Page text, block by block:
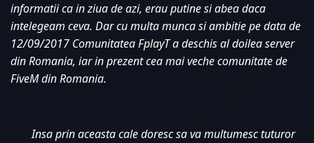
informatii ca in ziua de azi, erau putine si abea daca
intelegeam ceva. Dar cu multa munca si ambitie pe data de
12/09/2017 Comunitatea FplayT a deschis al doilea server
din Romania, iar in prezent cea mai veche comunitate de
FiveM din Romania.
Insa prin aceasta cale doresc sa va multumesc tuturor